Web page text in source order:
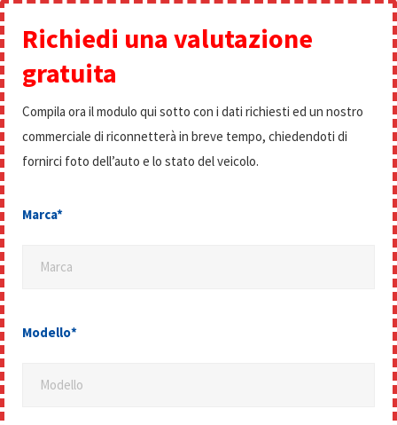
Richiedi una valutazione
gratuita
Compila ora il modulo qui sotto con i dati richiesti ed un nostro
commerciale di riconnetterà in breve tempo, chiedendoti di
fornirci foto dell’auto e lo stato del veicolo.
Marca*
Marca
Si prega di lasciare vuoto questo campo.
Modello*
Modello